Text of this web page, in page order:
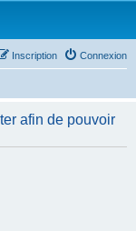
Connexion
Inscription
afin de pouvoir